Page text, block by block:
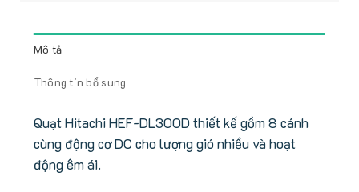
Mô tả
Thông tin bổ sung
Quạt Hitachi HEF-DL300D thiết kế gồm 8 cánh
cùng động cơ DC cho lượng gió nhiều và hoạt
động êm ái.